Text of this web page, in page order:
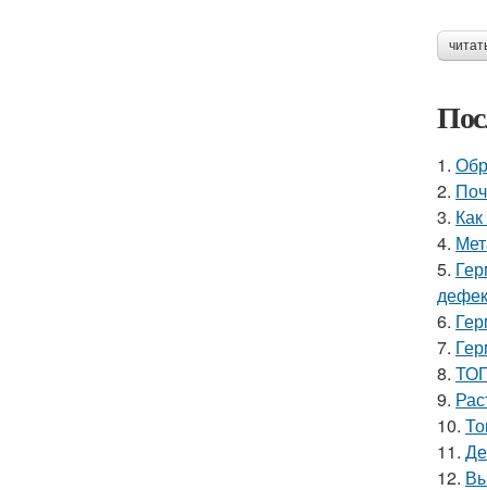
1.
2.
3.
4.
5.
6.
7.
8.
9.
10.
11.
12.